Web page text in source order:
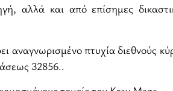
αλλά και από επίσημες
πτυχία διεθνούς
32856..